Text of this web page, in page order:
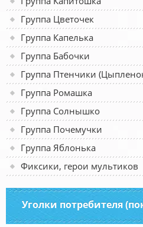
Группа Цветочек
Группа Капелька
Группа Бабочки
Группа Птенчики
Группа Ромашка
Группа Солнышко
Группа Почемучки
Группа Яблонька
Фиксики, герои мультиков
Уголки потребителя